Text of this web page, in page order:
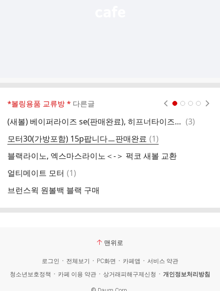
*볼링용품 교류방 * 다른글
(새볼) 베이퍼라이즈 se(판매완료), 히프너타이즈(판매완료) 판매합니다 댓
(3)
모터30(가방포함) 15p팝니다ㅡ판매완료 댓
글
(1)
블랙라이노, 엑스마스라이노＜-＞ 퍽코 새볼 교환
얼티메이트 모터 댓
(1)
브런스윅 원볼백 블랙 구매
맨위로
로그인 전체보기 PC화면 카페앱
서비스 약관
청소년보호정책
카페 이용 약관 상거래피해구제신청 개인정보처리방침